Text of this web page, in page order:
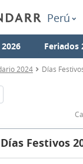
Perú
Feriados
2024 Días
Festivos